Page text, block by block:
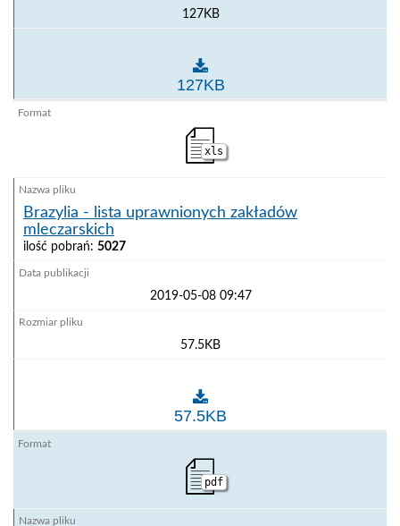
127KB
Białoruś - lista uprawnionych zakładów sektora
127KB
xls
Brazylia - lista uprawnionych zakładów
mleczarskich
ilość pobrań: 5027
2019-05-08 09:47
57.5KB
Brazylia - lista uprawnionych zakładów mleczarskich
57.5KB
pdf